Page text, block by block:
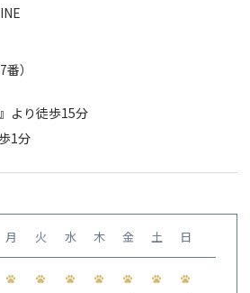
）
より徒歩15分
1分
月 火 水 木 金 土 日